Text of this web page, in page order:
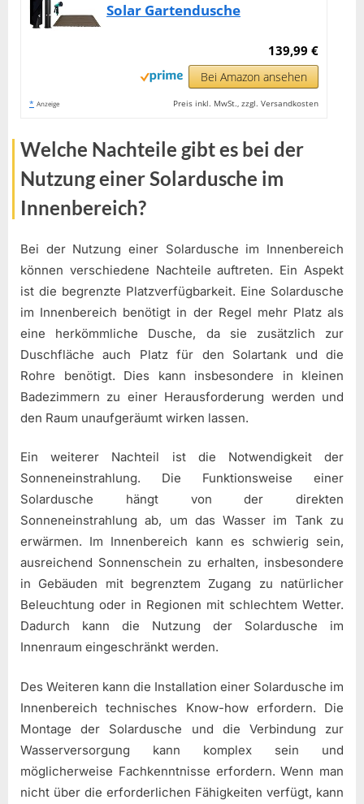
Solar Gartendusche
139,99 €
Bei Amazon ansehen
* Anzeige Preis inkl. MwSt., zzgl. Versandkosten
Welche Nachteile gibt es bei der
Nutzung einer Solardusche im
Innenbereich?
Bei der Nutzung einer Solardusche im Innenbereich
können verschiedene Nachteile auftreten. Ein Aspekt
ist die begrenzte Platzverfügbarkeit. Eine Solardusche
im Innenbereich benötigt in der Regel mehr Platz als
eine herkömmliche Dusche, da sie zusätzlich zur
Duschfläche auch Platz für den Solartank und die
Rohre benötigt. Dies kann insbesondere in kleinen
Badezimmern zu einer Herausforderung werden und
den Raum unaufgeräumt wirken lassen.
Ein weiterer Nachteil ist die Notwendigkeit der
Sonneneinstrahlung. Die Funktionsweise einer
Solardusche hängt von der direkten
Sonneneinstrahlung ab, um das Wasser im Tank zu
erwärmen. Im Innenbereich kann es schwierig sein,
ausreichend Sonnenschein zu erhalten, insbesondere
in Gebäuden mit begrenztem Zugang zu natürlicher
Beleuchtung oder in Regionen mit schlechtem Wetter.
Dadurch kann die Nutzung der Solardusche im
Innenraum eingeschränkt werden.
Des Weiteren kann die Installation einer Solardusche im
Innenbereich technisches Know-how erfordern. Die
Montage der Solardusche und die Verbindung zur
Wasserversorgung kann komplex sein und
möglicherweise Fachkenntnisse erfordern. Wenn man
nicht über die erforderlichen Fähigkeiten verfügt, kann